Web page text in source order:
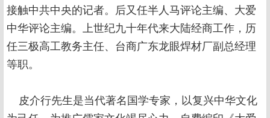
接触中共中央的记者。后又任半人马评论主编、大爱
中华评论主编。上世纪九十年代来大陆经商工作，历
任三极高工教务主任、台商广东龙眼焊材厂副总经理
等职。
皮介行先生是当代著名国学专家，以复兴中华文化